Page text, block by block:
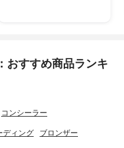
おすすめ商品ランキ
コンシーラー
ディング ブロンザー